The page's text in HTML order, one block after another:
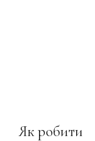
Як робити